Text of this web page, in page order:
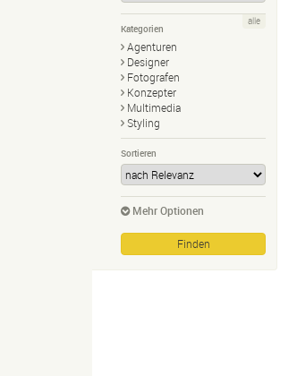
Kategorien
Agenturen
Designer
Fotografen
Konzepter
Multimedia
Styling
alle
Sortieren
Mehr Optionen